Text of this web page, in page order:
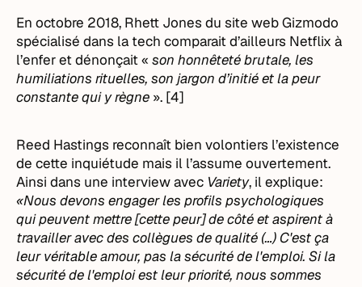
En octobre 2018, Rhett Jones du site web Gizmodo
spécialisé dans la tech comparait d’ailleurs Netflix à
l’enfer et dénonçait «son honnêteté brutale, les
humiliations rituelles, son jargon d’initié et la peur
constante qui y règne ». [4]
Reed Hastings reconnaît bien volontiers l’existence
de cette inquiétude mais il l’assume ouvertement.
Ainsi dans une interview avec Variety, il explique:
«Nous devons engager les profils psychologiques
qui peuvent mettre [cette peur] de côté et aspirent à
travailler avec des collègues de qualité (…) C'est ça
leur véritable amour, pas la sécurité de l'emploi. Si la
sécurité de l'emploi est leur priorité, nous sommes